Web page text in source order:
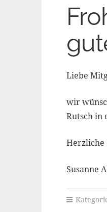
Liebe
wir
Rutsch in
Herzliche
Susanne